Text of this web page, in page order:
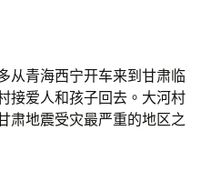
从青海西宁开车来到甘肃临
接爱人和孩子回去。大河村
肃地震受灾最严重的地区之